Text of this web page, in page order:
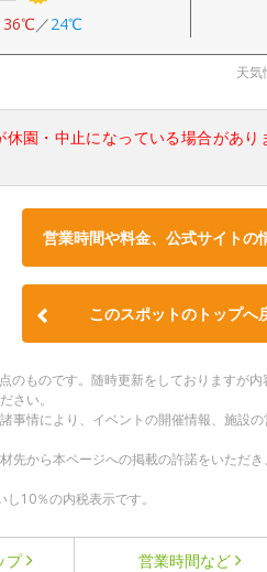
36℃／24℃
天気
園・中止になっている場合があ
営業時間や料金、公式サイトの
このスポットのトップへ
のものです。随時更新をしておりますが
さい。
事情により、イベントの開催情報、施設
先から本ページへの掲載の許諾をいただ
10％の内税表示です。
プ 営業時間など